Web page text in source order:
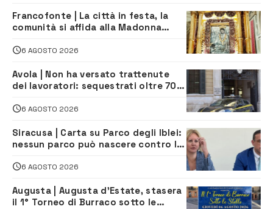
Francofonte | La città in festa, la
comunità si affida alla Madonna
6 AGOSTO 2026
Avola | Non ha versato trattenute
dei lavoratori: sequestrati oltre 700
climatizzazione
6 AGOSTO 2026
Siracusa | Carta su Parco degli Iblei:
nessun parco può nascere contro le
6 AGOSTO 2026
Augusta | Augusta d’Estate, stasera
il 1° Torneo di Burraco sotto le